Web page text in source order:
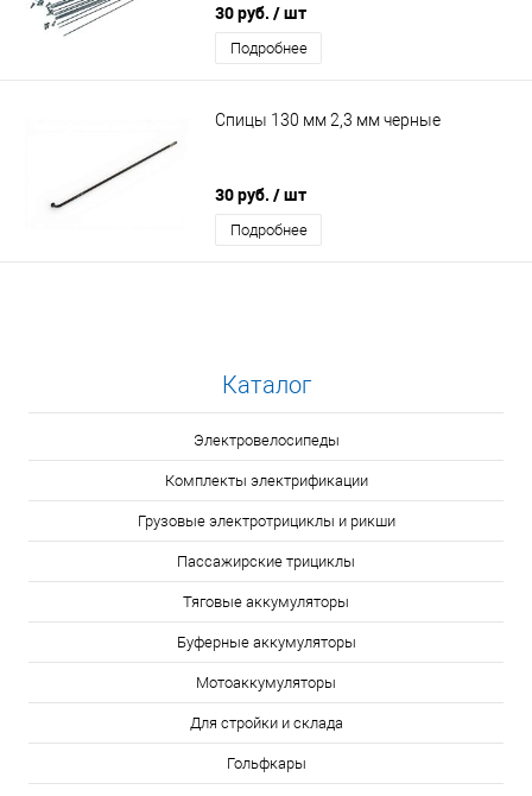
30 руб. / шт
Подробнее
Спицы 130 мм 2,3 мм черные
30 руб. / шт
Подробнее
Каталог
Электровелосипеды
Комплекты электрификации
Грузовые электротрициклы и рикши
Пассажирские трициклы
Тяговые аккумуляторы
Буферные аккумуляторы
Мотоаккумуляторы
Для стройки и склада
Гольфкары